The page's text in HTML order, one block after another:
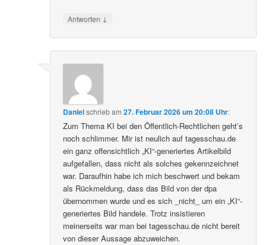
Antworten ↓
Danielschriebam27. Februar 2026 um 20:08 Uhr:
Zum Thema KI bei den Öffentlich-Rechtlichen geht’s
noch schlimmer. Mir ist neulich auf tagesschau.de
ein ganz offensichtlich „KI“-generiertes Artikelbild
aufgefallen, dass nicht als solches gekennzeichnet
war. Daraufhin habe ich mich beschwert und bekam
als Rückmeldung, dass das Bild von der dpa
übernommen wurde und es sich _nicht_ um ein „KI“-
generiertes Bild handele. Trotz insistieren
meinerseits war man bei tagesschau.de nicht bereit
von dieser Aussage abzuweichen.